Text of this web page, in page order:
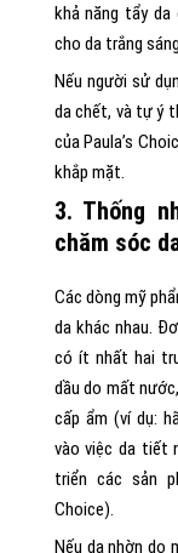
khả năng tẩy
cho da trắng
Nếu người sử
da chết, và tự ý
của Paula’s
khắp mặt.
3. Thống
chăm sóc
Các dòng mỹ
da khác nhau.
có ít nhất hai
dầu do mất
cấp ẩm (ví dụ:
vào việc da tiết
triển các sản
Choice).
Nếu da nhờn do